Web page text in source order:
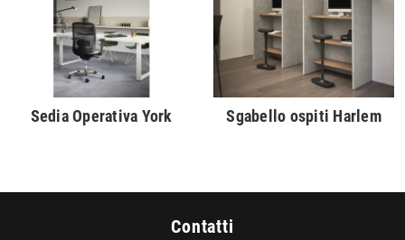
Sedia Operativa York Sgabello ospiti Harlem
Contatti